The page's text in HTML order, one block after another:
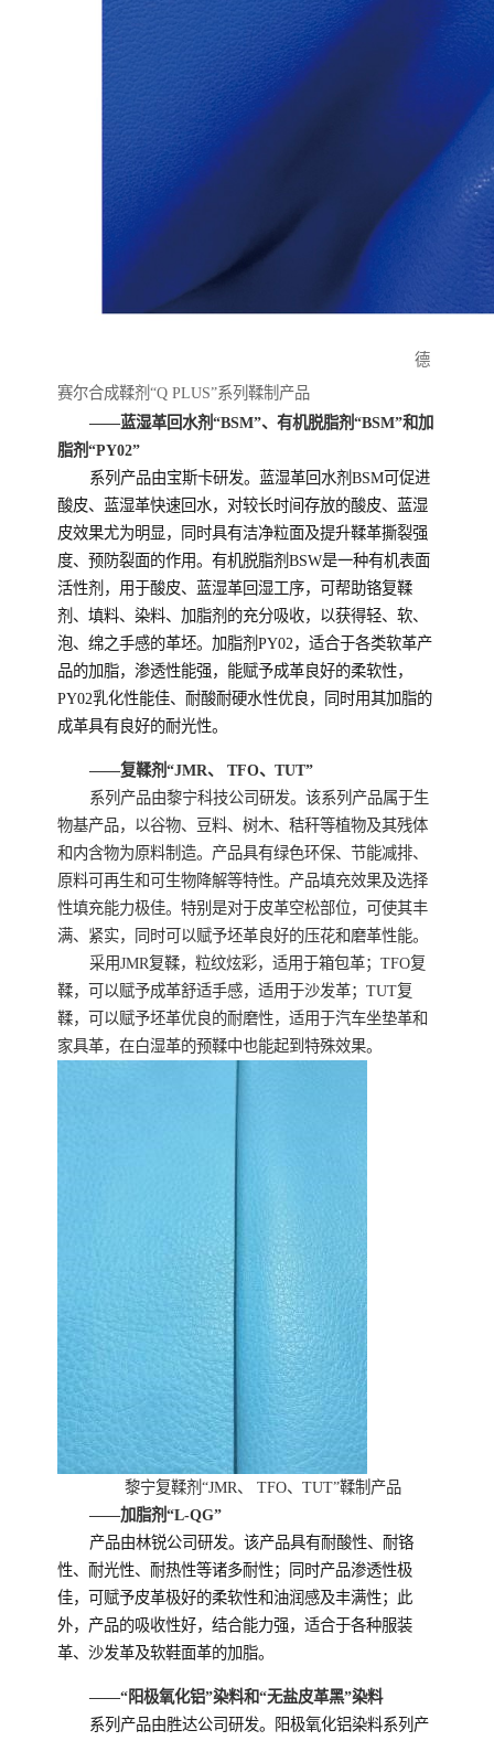
德
赛尔合成鞣剂“Q PLUS”系列鞣制产品
——蓝湿革回水剂“BSM”、有机脱脂剂“BSM”和加
脂剂“PY02”
系列产品由宝斯卡研发。蓝湿革回水剂BSM可促进
酸皮、蓝湿革快速回水，对较长时间存放的酸皮、蓝湿
皮效果尤为明显，同时具有洁净粒面及提升鞣革撕裂强
度、预防裂面的作用。有机脱脂剂BSW是一种有机表面
活性剂，用于酸皮、蓝湿革回湿工序，可帮助铬复鞣
剂、填料、染料、加脂剂的充分吸收，以获得轻、软、
泡、绵之手感的革坯。加脂剂PY02，适合于各类软革产
品的加脂，渗透性能强，能赋予成革良好的柔软性，
PY02乳化性能佳、耐酸耐硬水性优良，同时用其加脂的
成革具有良好的耐光性。
——复鞣剂“JMR、 TFO、TUT”
系列产品由黎宁科技公司研发。该系列产品属于生
物基产品，以谷物、豆料、树木、秸秆等植物及其残体
和内含物为原料制造。产品具有绿色环保、节能减排、
原料可再生和可生物降解等特性。产品填充效果及选择
性填充能力极佳。特别是对于皮革空松部位，可使其丰
满、紧实，同时可以赋予坯革良好的压花和磨革性能。
采用JMR复鞣，粒纹炫彩，适用于箱包革；TFO复
鞣，可以赋予成革舒适手感，适用于沙发革；TUT复
鞣，可以赋予坯革优良的耐磨性，适用于汽车坐垫革和
家具革，在白湿革的预鞣中也能起到特殊效果。
黎宁复鞣剂“JMR、 TFO、TUT”鞣制产品
——加脂剂“L-QG”
产品由林锐公司研发。该产品具有耐酸性、耐铬
性、耐光性、耐热性等诸多耐性；同时产品渗透性极
佳，可赋予皮革极好的柔软性和油润感及丰满性；此
外，产品的吸收性好，结合能力强，适合于各种服装
革、沙发革及软鞋面革的加脂。
——“阳极氧化铝”染料和“无盐皮革黑”染料
系列产品由胜达公司研发。阳极氧化铝染料系列产